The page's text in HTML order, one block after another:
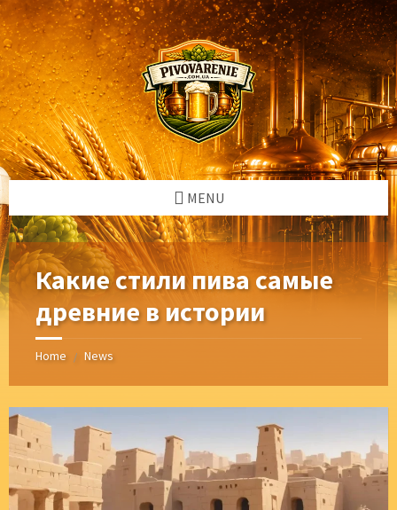
Skip
to
content
Skip
to
left
sidebar
Skip
to
right
sidebar
Skip
to
footer
MENU
Какие стили пива самые
древние в истории
Home / News